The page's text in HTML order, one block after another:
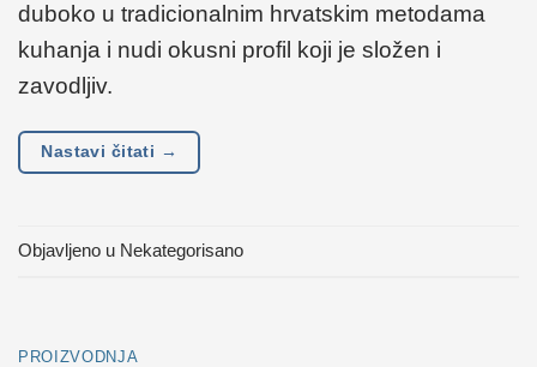
duboko u tradicionalnim hrvatskim metodama
kuhanja i nudi okusni profil koji je složen i
zavodljiv.
Nastavi čitati →
Objavljeno u Nekategorisano
PROIZVODNJA